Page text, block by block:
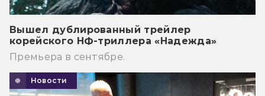
Вышел дублированный трейлер
корейского НФ-триллера «Надежда»
Премьера в сентябре.
Новости